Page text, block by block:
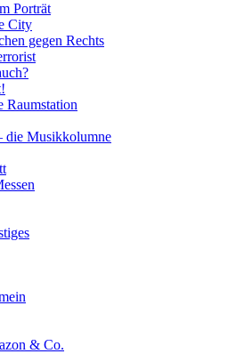
Porträt
City
gegen Rechts
Raumstation
die Musikkolumne
& Co.